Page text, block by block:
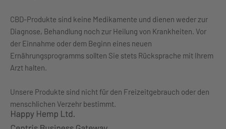
CBD-Produkte sind keine Medikamente und dienen weder zur
Diagnose, Behandlung noch zur Heilung von Krankheiten. Vor
der Einnahme oder dem Beginn eines neuen
Ernährungsprogramms sollten Sie stets Rücksprache mit Ihrem
Arzt halten.
Unsere Produkte sind nicht für den Freizeitgebrauch oder den
menschlichen Verzehr bestimmt.